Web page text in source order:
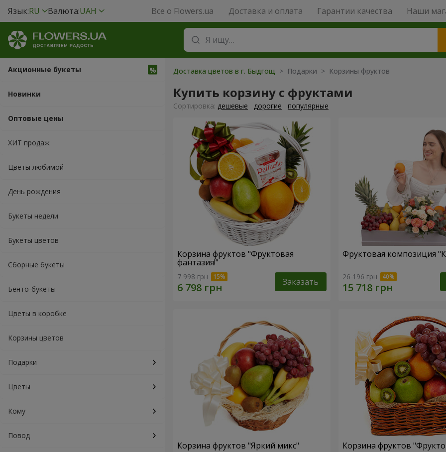
Язык:RU Валюта:UAH Все о Flowers.ua Доставка и оплата Гарантии качества Наши
Акционные букеты
Новинки
Оптовые цены
ХИТ продаж
Цветы любимой
День рождения
Букеты недели
Букеты цветов
Сборные букеты
Бенто-букеты
Цветы в коробке
Корзины цветов
Подарки
Цветы
Кому
Повод
Доставка цветов в г. Быдгощ > Подарки > Корзины фруктов
Купить корзину с фруктами
Cортировка: дешевые дорогие популярные
Корзина фруктов "Фруктовая
фантазия!"
7 998 грн Заказать
Фруктовая композиция
26 196 грн
Корзина фруктов "Яркий микс" Корзина фруктов